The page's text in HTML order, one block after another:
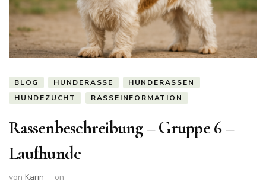
BLOG HUNDERASSE
HUNDERASSEN
HUNDEZUCHT
RASSEINFORMATION
Rassenbeschreibung – Gruppe 6 –
Laufhunde
von Karin on